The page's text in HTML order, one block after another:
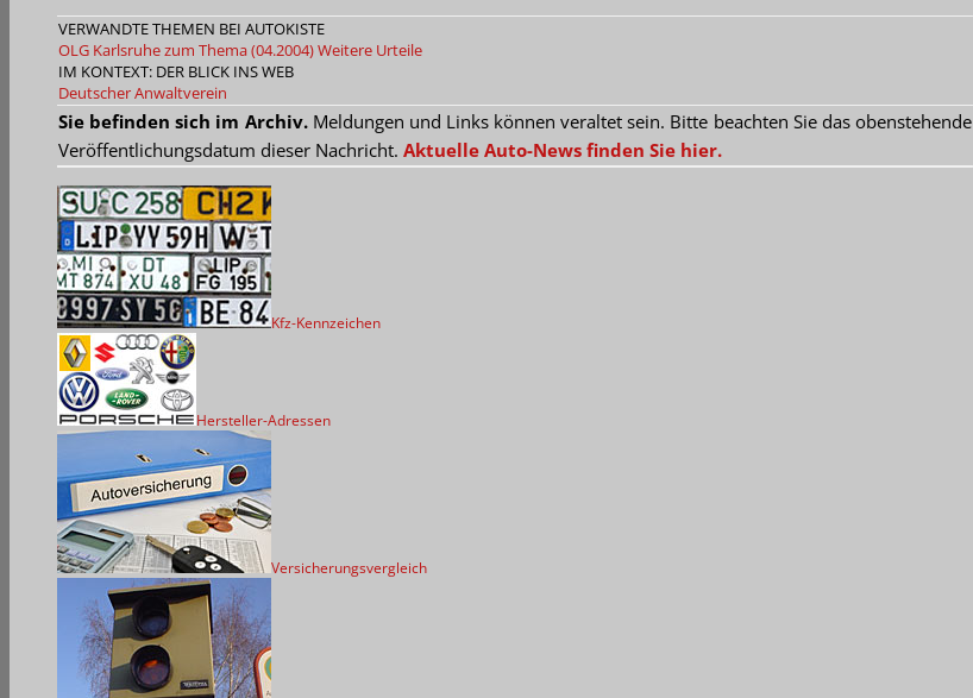
VERWANDTE THEMEN BEI AUTOKISTE
OLG Karlsruhe zum Thema (04.2004)Weitere Urteile
IM KONTEXT: DER BLICK INS WEB
Deutscher Anwaltverein
Sie befinden sich im Archiv.Meldungen und Links können veraltet sein. Bitte beachten Sie das obenstehende
Veröffentlichungsdatum dieser Nachricht. Aktuelle Auto-News finden Sie hier.
Kfz-Kennzeichen
Hersteller-Adressen
Versicherungsvergleich